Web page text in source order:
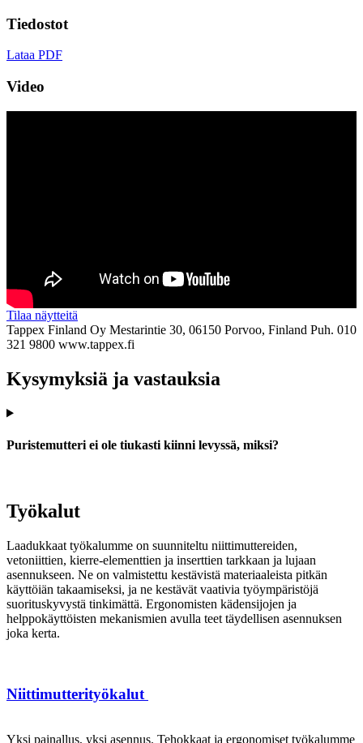
Tiedostot
Lataa PDF
Video
Tilaa näytteitä
Tappex Finland Oy Mestarintie 30, 06150 Porvoo, Finland Puh. 010
321 9800 www.tappex.fi
Kysymyksiä ja vastauksia
Puristemutteri ei ole tiukasti kiinni levyssä, miksi?
Työkalut
Laadukkaat työkalumme on suunniteltu niittimuttereiden,
vetoniittien, kierre-elementtien ja inserttien tarkkaan ja lujaan
asennukseen. Ne on valmistettu kestävistä materiaaleista pitkän
käyttöiän takaamiseksi, ja ne kestävät vaativia työympäristöjä
suorituskyvystä tinkimättä. Ergonomisten kädensijojen ja
helppokäyttöisten mekanismien avulla teet täydellisen asennuksen
joka kerta.
Niittimutterityökalut
Yksi painallus, yksi asennus. Tehokkaat ja ergonomiset työkalumme